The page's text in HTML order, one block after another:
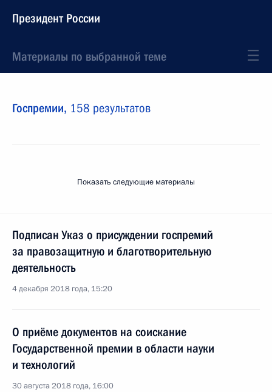
Президент России
Материалы по выбранной теме
Госпремии, 158 результатов
Показать следующие материалы
Подписан Указ о присуждении госпремий
за правозащитную и благотворительную
деятельность
4 декабря 2018 года, 15:20
О приёме документов на соискание
Государственной премии в области науки
и технологий
30 августа 2018 года, 16:00